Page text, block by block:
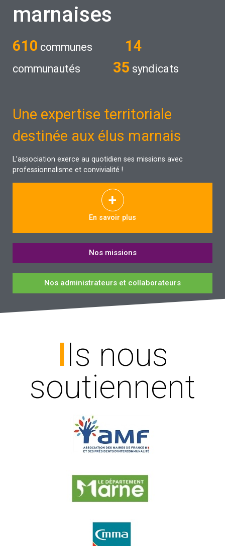
DÉCEMBRE 2026
DÉCEMBRE
Se préparer à
10
DÉCEMBRE
NOUVEAU
Se préparer à
d’élections en 2027
marnaises
610 communes 14
communautés 35 syndicats
Une expertise territoriale
destinée aux élus marnais
L’association exerce au quotidien ses missions avec
professionnalisme et convivialité !
En savoir plus
Nos missions
Nos administrateurs et collaborateurs
IIs nous
soutiennent